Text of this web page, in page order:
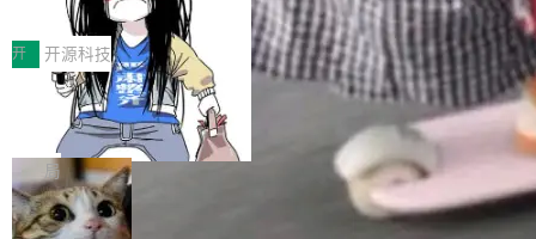
得住、用得稳、省得下、更安全！ 一、从现在开
始，Token使用一目...
q2Seq 和 DocAI 的共同发明人）以及 Oriol Vin
yals（Gemini 联合负责人，AlphaSta...
中文驱动的数字员工，自主理解需求、规划步
骤、编写代码。不挑模型、不挑平台，curl 一行
装完即用。 开源地址：Gitee · GitCode · GitHu
b 安装 支持 Java 8+（8~26）、macOS / Linu
x / Windows / Harmony PC。 # macOS / Linu
x / Harmony PC curl -fsSL https://solon.noea
r.org/solon...
价值潜能：华为云码道（CodeArts）
代码仓技术解析
一、代码仓深度理解技术的作用与价值 在软件工
程实践中，代码仓是企业核心知识资产的主要载
体。企业级代码仓库通常包含数十万乃至数百万
个文件，其规模远超单次模型调用可承载的上下
文窗口。随着项目规模的持续扩张与代码历史的
不断累积，代码仓中的模块关系、接口契约、业
务逻辑等关键信息往往分散于数十乃至数百个文
件之中，形成高度复杂的知识关联网络。传统的
开 开源科技
一条“删库”命令跑 17 小时，算法工程
师删光 89TB 数据只为干私活
最高人民检察院8月4日公布了一起案件：北京一
名90后算法工程师王某，为了给自己接的私活腾
服务器空间，删光了公司AI游戏部门的全部核心
数据。 王某2024年1月入职东城区某科技公司AI
局
Cloudflare 分享推理优化实践：KV ca